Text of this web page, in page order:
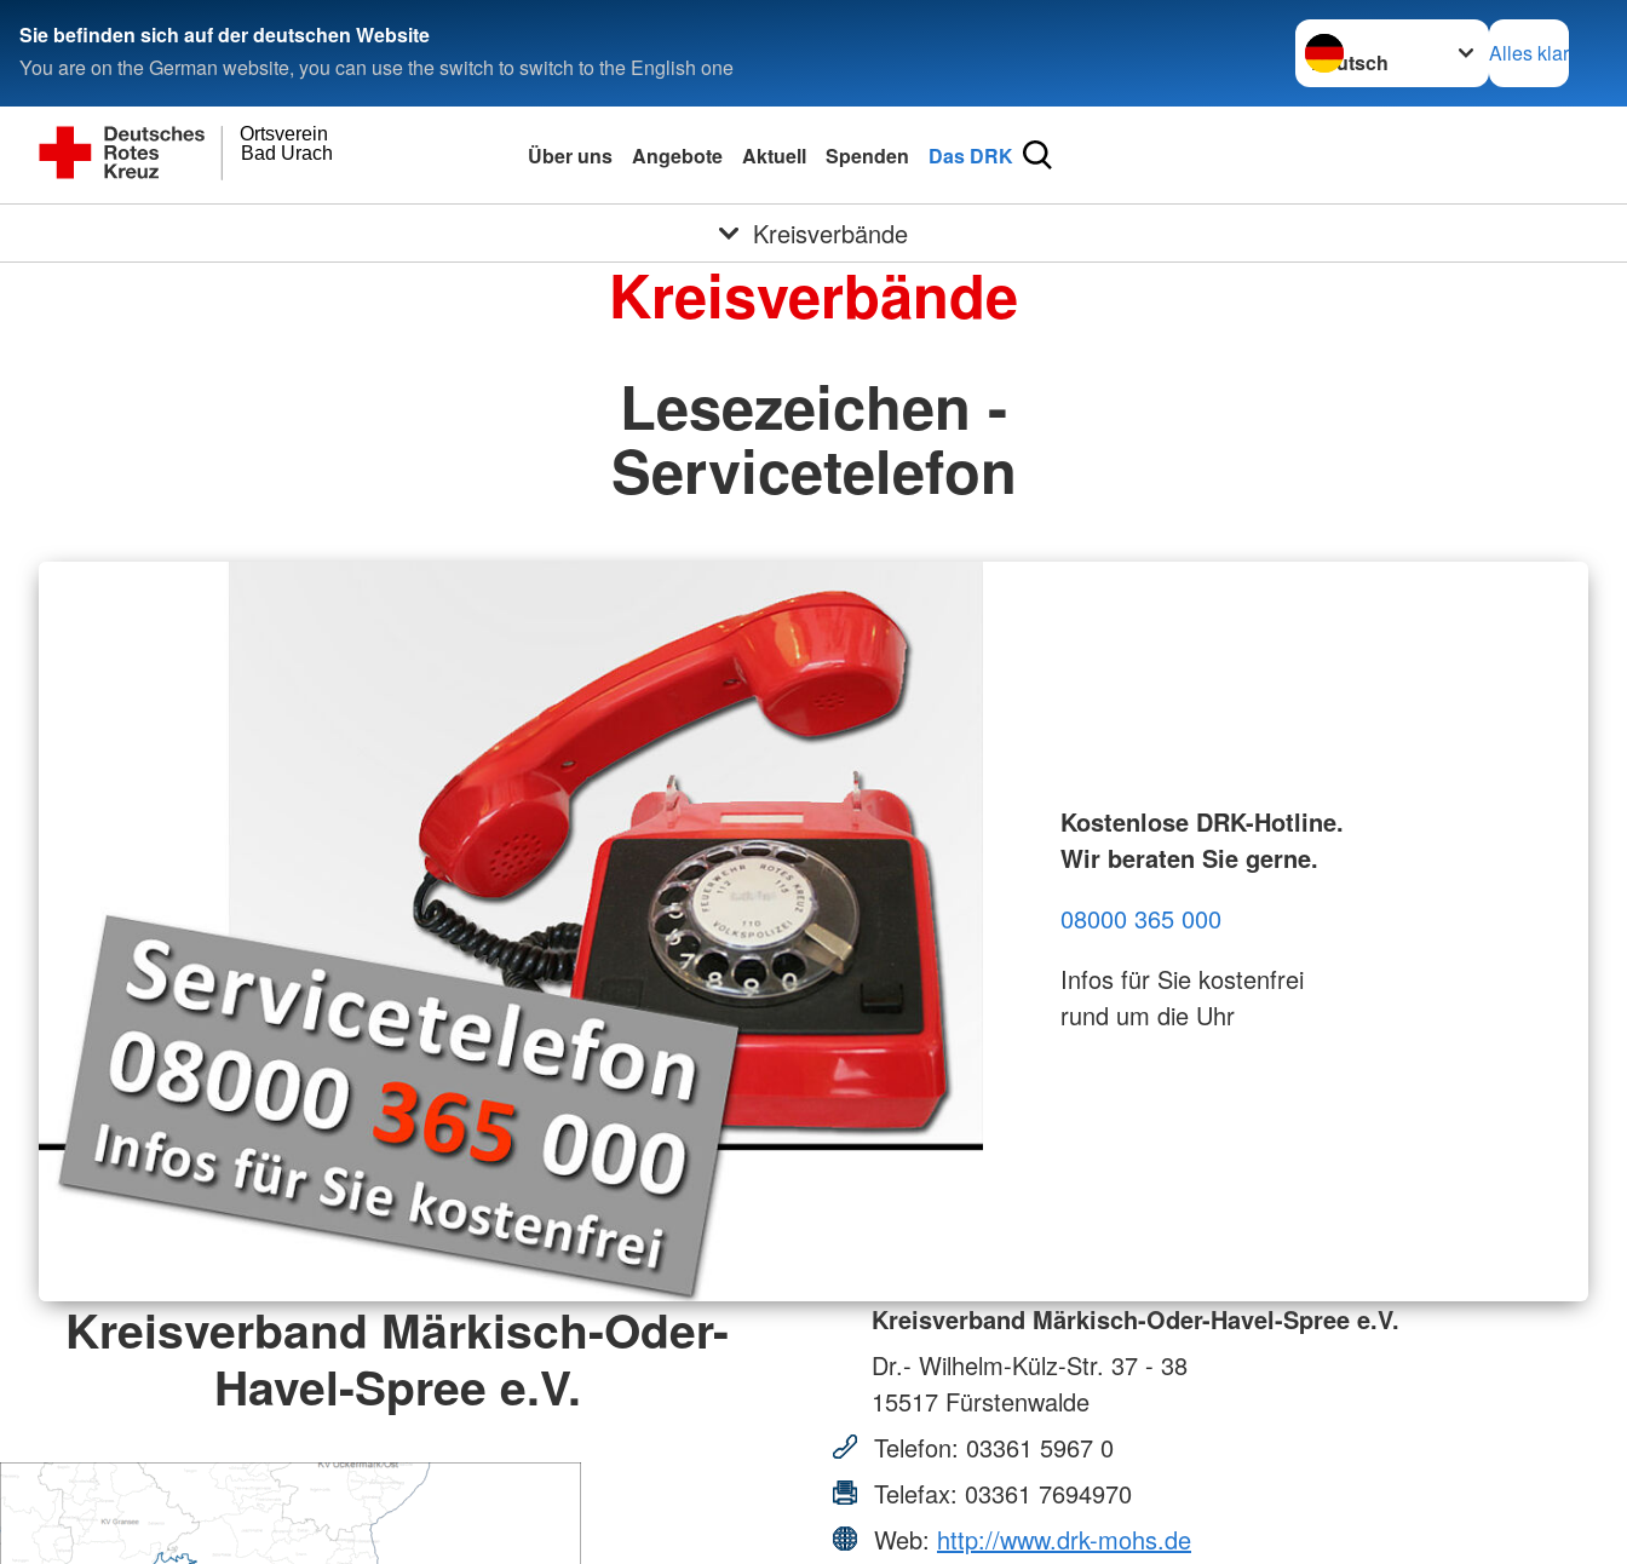
Sie befinden sich auf der deutschen Website
You are on the German website, you can use the switch to switch to the English one
Sprache wechseln zu
Alles klar
Bad Urach
Ortsverein
Über uns Angebote Aktuell Spenden Das DRK
Kreisverbände
Kreisverbände
Lesezeichen -
Servicetelefon
Kostenlose DRK-Hotline.
Wir beraten Sie gerne.
08000 365 000
Infos für Sie kostenfrei
rund um die Uhr
Kreisverband Märkisch-Oder-
Havel-Spree e.V.
Kreisverband Märkisch-Oder-Havel-Spree e.V.
Dr.- Wilhelm-Külz-Str. 37 - 38
15517 Fürstenwalde
Telefon: 03361 5967 0
Telefax: 03361 7694970
Web: http://www.drk-mohs.de